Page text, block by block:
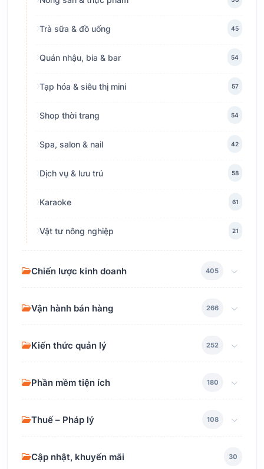
Trà sữa & đồ uống 45
Quán nhậu, bia & bar 54
Tạp hóa & siêu thị mini 57
Shop thời trang 54
Spa, salon & nail 42
Dịch vụ & lưu trú 58
Karaoke 61
Vật tư nông nghiệp 21
Chiến lược kinh doanh 405
Vận hành bán hàng 266
Kiến thức quản lý 252
Phần mềm tiện ích 180
Thuế – Pháp lý 108
Cập nhật, khuyến mãi 30